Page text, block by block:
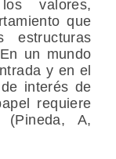
valores,
que
un mundo
y en el
interés de
requiere
(Pineda, A,